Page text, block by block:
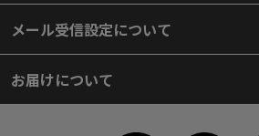
メール受信設定について
お届けについて